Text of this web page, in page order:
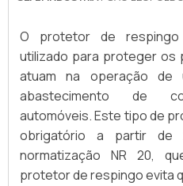
O protetor de
utilizado para proteger os
atuam na operação de
abastecimento de
automóveis. Este tipo de
obrigatório a partir de
normatização NR 20,
protetor de respingo evita